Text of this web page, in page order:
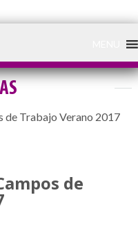
de Trabajo Verano 2017
de